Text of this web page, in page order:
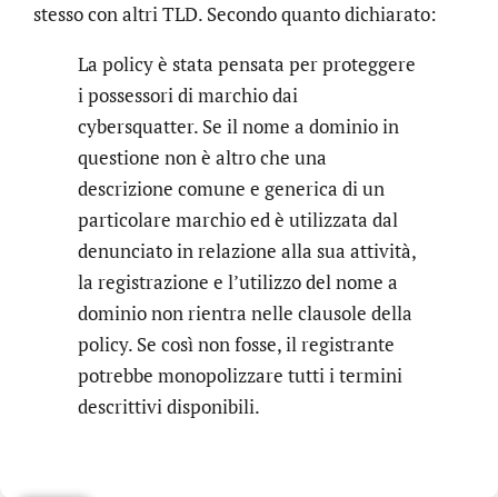
stesso con altri TLD. Secondo quanto dichiarato:
La policy è stata pensata per proteggere
i possessori di marchio dai
cybersquatter. Se il nome a dominio in
questione non è altro che una
descrizione comune e generica di un
particolare marchio ed è utilizzata dal
denunciato in relazione alla sua attività,
la registrazione e l’utilizzo del nome a
dominio non rientra nelle clausole della
policy. Se così non fosse, il registrante
potrebbe monopolizzare tutti i termini
descrittivi disponibili.
.online